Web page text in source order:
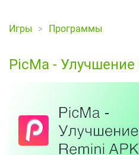
Игры Программы
PicMa -